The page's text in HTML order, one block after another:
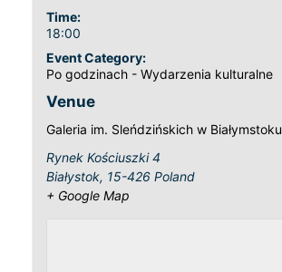
Time:
18:00
Event Category:
Po godzinach - Wydarzenia kulturalne
Venue
Galeria im. Sleńdzińskich w Białymstoku
Rynek Kościuszki 4
Białystok, 15-426 Poland
+ Google Map